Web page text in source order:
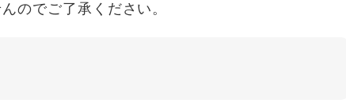
のでご了承ください。